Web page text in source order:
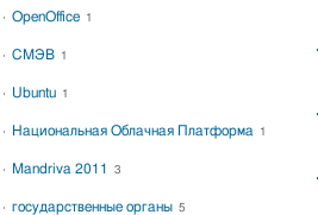
OpenOffice 1
СМЭВ 1
Ubuntu 1
Национальная Облачная Платформа 1
Mandriva 2011 3
государственные органы 5